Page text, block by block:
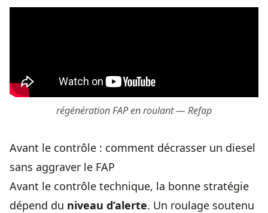
régénération FAP en roulant — Refap
Avant le contrôle : comment décrasser un diesel
sans aggraver le FAP
Avant le contrôle technique, la bonne stratégie
dépend du niveau d’alerte. Un roulage soutenu